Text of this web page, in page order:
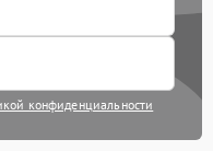
конфиденциальности